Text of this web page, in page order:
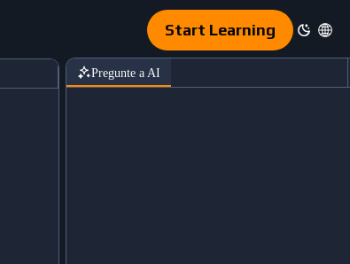
Start Learning
Pregunte a AI